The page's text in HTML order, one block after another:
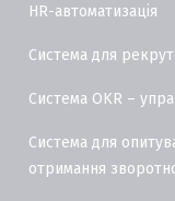
HR-автоматизація
Система для
Система OKR –
Система для
отримання